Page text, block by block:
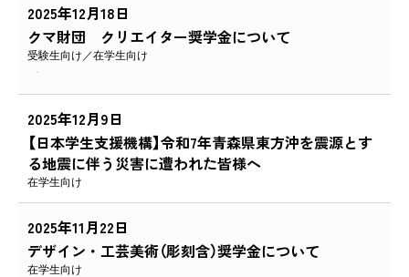
2025年12月18日
クマ財団 クリエイター奨学金について
受験生向け 在学生向け
2025年12月9日
【日本学生支援機構】令和7年青森県東方沖を震源とす
る地震に伴う災害に遭われた皆様へ
在学生向け
2025年11月22日
デザイン・工芸美術（彫刻含）奨学金について
在学生向け